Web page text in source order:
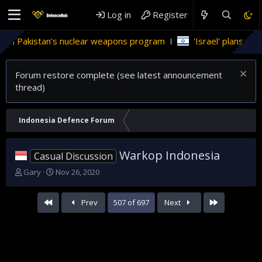
Log in Register
weapons program 'Israel' plans domestic stealth
Forum restore complete (see latest announcement
thread)
Indonesia Defence Forum
Casual Discussion Warkop Indonesia
T
Gary
S
a
t
Nov 26, 2020
First Prev 507 of 697 Next